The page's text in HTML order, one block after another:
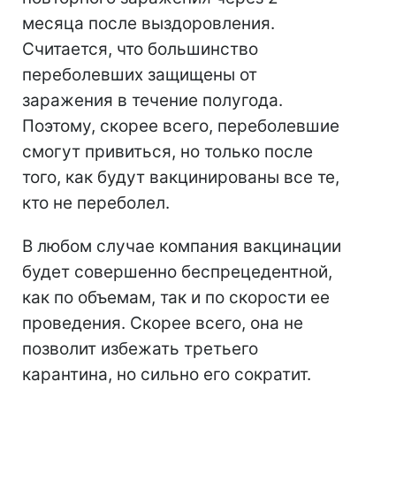
месяца после выздоровления.
Считается, что большинство
переболевших защищены от
заражения в течение полугода.
Поэтому, скорее всего, переболевшие
смогут привиться, но только после
того, как будут вакцинированы все те,
кто не переболел.
В любом случае компания вакцинации
будет совершенно беспрецедентной,
как по объемам, так и по скорости ее
проведения. Скорее всего, она не
позволит избежать третьего
карантина, но сильно его сократит.